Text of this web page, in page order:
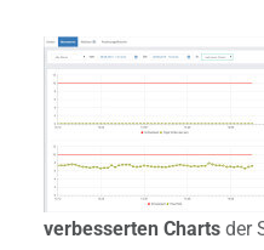
verbesserten Charts der